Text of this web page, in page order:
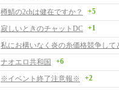
樽鯖の2chは健在ですか？
+5
寂しいときのチャットDC +1
ナオエロ共和国
+6
※イベント終了注意報※
+2